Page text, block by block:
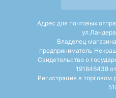
Адрес для почтовых
Владелец
предприниматель
Свидетельство о
191846438
Регистрация в торговом